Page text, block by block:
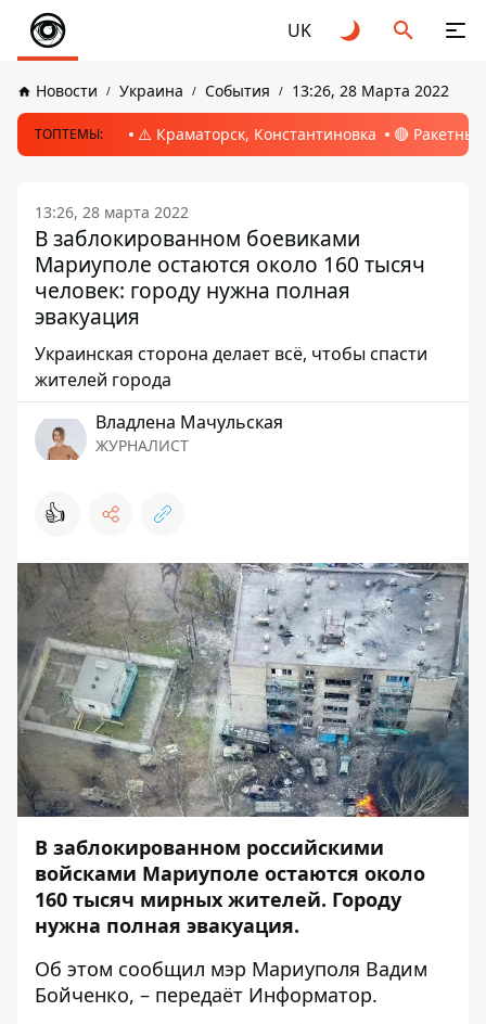
UK
Новости Украина События 13:26, 28 Марта 2022
ТОПТЕМЫ: ⚠️ Краматорск, Константиновка 🔴
13:26, 28 марта 2022
В заблокированном боевиками
Мариуполе остаются около 160 тысяч
человек: городу нужна полная
эвакуация
Украинская сторона делает всё, чтобы спасти
жителей города
Владлена Мачульская
ЖУРНАЛИСТ
👍
В заблокированном российскими
войсками Мариуполе остаются около
160 тысяч мирных жителей. Городу
нужна полная эвакуация.
Об этом сообщил мэр Мариуполя Вадим
Бойченко, – передаёт Информатор.